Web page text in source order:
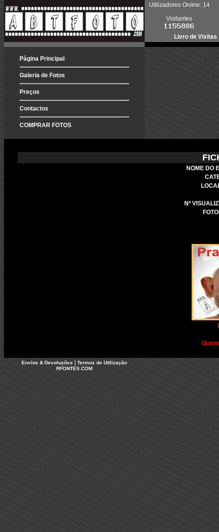
Utilizadores Online: 14
Visitantes
Livro de Visitas
Página Principal
Galeria de Fotos
Preços
Contactos
COMPRAR FOTOS
NOME DO
Nº
Envios & Devoluções|Termos de Utilização
RFONTES.COM